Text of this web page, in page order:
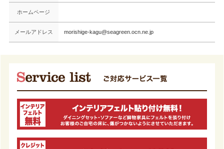
ホームページ
メールアドレス morishige-kagu@seagreen.ocn.ne.jp